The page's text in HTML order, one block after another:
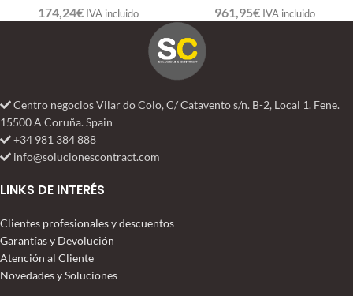
174,24€ IVA incluido 961,95€ IVA incluido
Centro negocios Vilar do Colo, C/ Catavento s/n. B-2, Local 1. Fene.
15500 A Coruña. Spain
+34 981 384 888
info@solucionescontract.com
LINKS DE INTERÉS
Clientes profesionales y descuentos
Garantías y Devolución
Atención al Cliente
Novedades y Soluciones